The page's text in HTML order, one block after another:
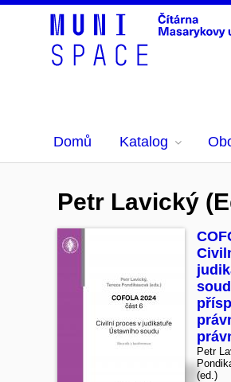
Domů Katalog
Petr Lavický
Petr
(ed.)